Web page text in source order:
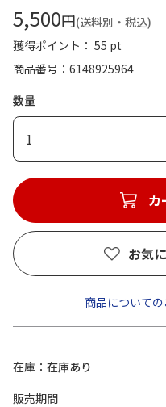
5,500円(送料別・税込)
獲得ポイント： 55 pt
商品番号
6148925964
数量
1
カ
お気
商品について
在庫
在庫あり
販売期間